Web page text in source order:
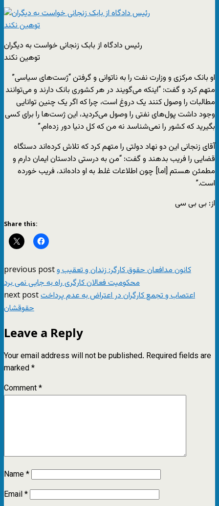
رئیس دادگاه از بابک زنجانی خواست به دیگران
توهین نکند
او بانک مرکزی و وزارت نفت را به ناتوانی و گرفتن “ژست‌های سیاسی”
متهم کرد و گفت: “اینکه می‌گویند در هر کشوری بانک دارند و می‌توانند
مطالبات را وصول کنند یک دروغ است، چرا که اگر یک چنین توانایی
وجود داشت پول‌های نفتی را وصول می‌کردید، این ژست‌ها را برای کسی
بگیرید که کشور را نمی‌شناسد نه من که کل دنیا دور زده‌ام.”
آقای زنجانی این دو نهاد دولتی را متهم کرد که تلاش کرده‌اند دستگاه
قضایی را فریب بدهند و گفت: “من به درستی دادستان ایمان دارم و
مطمئن هستم [اما] چون اطلاعات غلط به او داده‌اند، فریب خورده
است.”
از: بی بی سی
Share this:
previous postکانون مدافعان حقوق کارگر: زندان و تعقیب و
محکومیت فعالان کارگری راه به جایی نمی برد
next postاعتصاب و تجمع کارگران در اعتراض به عدم پرداخت
حقوقشان
Leave a Reply
Your email address will not be published. Required fields are
marked*
Comment*
Name*
Email*